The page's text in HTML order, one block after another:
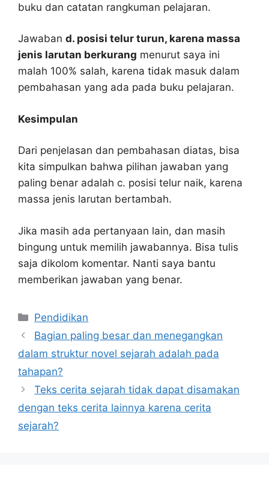
buku dan catatan rangkuman pelajaran.
Jawaban d. posisi telur turun, karena massa
jenis larutan berkurang menurut saya ini
malah 100% salah, karena tidak masuk dalam
pembahasan yang ada pada buku pelajaran.
Kesimpulan
Dari penjelasan dan pembahasan diatas, bisa
kita simpulkan bahwa pilihan jawaban yang
paling benar adalah c. posisi telur naik, karena
massa jenis larutan bertambah.
Jika masih ada pertanyaan lain, dan masih
bingung untuk memilih jawabannya. Bisa tulis
saja dikolom komentar. Nanti saya bantu
memberikan jawaban yang benar.
Kategori
Pendidikan
Bagian paling besar dan menegangkan
dalam struktur novel sejarah adalah pada
tahapan?
Teks cerita sejarah tidak dapat disamakan
dengan teks cerita lainnya karena cerita
sejarah?